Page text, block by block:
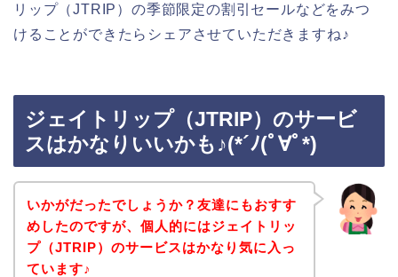
リップ（JTRIP）の季節限定の割引セールなどをみつ
けることができたらシェアさせていただきますね♪
ジェイトリップ（JTRIP）のサービ
スはかなりいいかも♪(*´ﾉ(ﾟ∀ﾟ*)
いかがだったでしょうか？友達にもおすす
めしたのですが、個人的にはジェイトリッ
プ（JTRIP）のサービスはかなり気に入っ
ています♪